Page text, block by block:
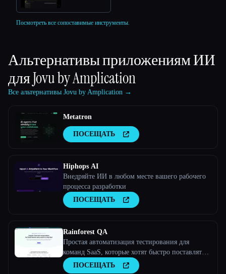
Посмотреть все сопоставимые инструменты.
Альтернативы приложениям ИИ
дляJovu by Amplication
Все альтернативы Jovu by Amplication →
Metatron
ПОСЕЩАТЬ
Hiphops AI
Внедряйте ИИ в любом месте вашего рабочего
процесса разработки
ПОСЕЩАТЬ
Rainforest QA
Простая автоматизация тестирования для
команд SaaS, которые хотят быстро поставлять
продукцию
ПОСЕЩАТЬ